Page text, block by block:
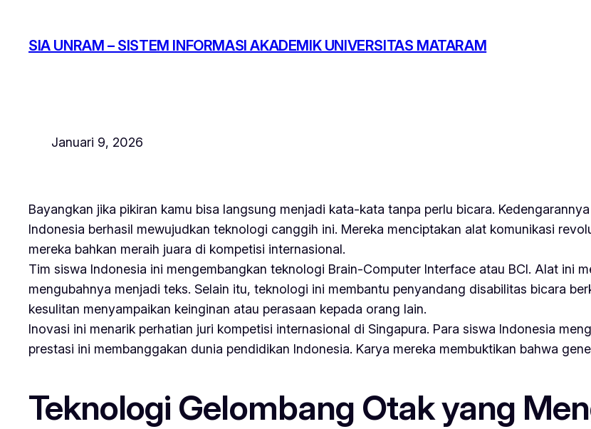
konten
SIA UNRAM – SISTEM INFORMASI AKADEMIK UNIVERSITAS MATARAM
Januari 9, 2026
Bayangkan jika pikiran kamu bisa langsung menjadi kata-kata tanpa perlu bicara.
Indonesia berhasil mewujudkan teknologi canggih ini. Mereka menciptakan alat komunikasi
mereka bahkan meraih juara di kompetisi internasional.
Tim siswa Indonesia ini mengembangkan teknologi Brain-Computer Interface atau BCI. Alat ini
mengubahnya menjadi teks. Selain itu, teknologi ini membantu penyandang disabilitas bicara
kesulitan menyampaikan keinginan atau perasaan kepada orang lain.
Inovasi ini menarik perhatian juri kompetisi internasional di Singapura. Para siswa Indonesia
prestasi ini membanggakan dunia pendidikan Indonesia. Karya mereka membuktikan bahwa
Teknologi Gelombang Otak yang